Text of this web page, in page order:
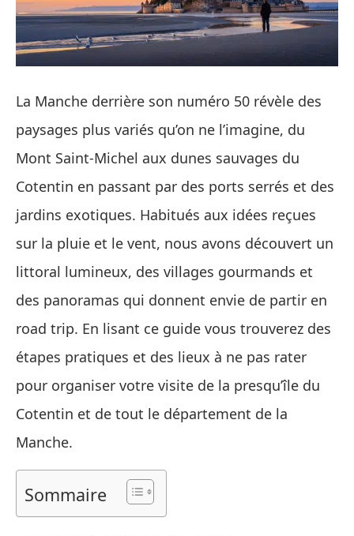
La Manche derrière son numéro 50 révèle des
paysages plus variés qu’on ne l’imagine, du
Mont Saint‑Michel aux dunes sauvages du
Cotentin en passant par des ports serrés et des
jardins exotiques. Habitués aux idées reçues
sur la pluie et le vent, nous avons découvert un
littoral lumineux, des villages gourmands et
des panoramas qui donnent envie de partir en
road trip. En lisant ce guide vous trouverez des
étapes pratiques et des lieux à ne pas rater
pour organiser votre visite de la presqu’île du
Cotentin et de tout le département de la
Manche.
Sommaire